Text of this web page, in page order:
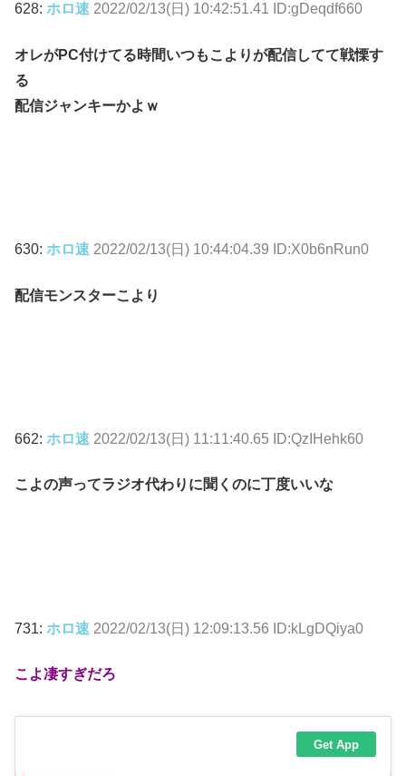
628: ホロ速 2022/02/13(日) 10:42:51.41 ID:gDeqdf660
オレがPC付けてる時間いつもこよりが配信してて戦慄す
る
配信ジャンキーかよｗ
630: ホロ速 2022/02/13(日) 10:44:04.39 ID:X0b6nRun0
配信モンスターこより
662: ホロ速 2022/02/13(日) 11:11:40.65 ID:QzIHehk60
こよの声ってラジオ代わりに聞くのに丁度いいな
731: ホロ速 2022/02/13(日) 12:09:13.56 ID:kLgDQiya0
こよ凄すぎだろ